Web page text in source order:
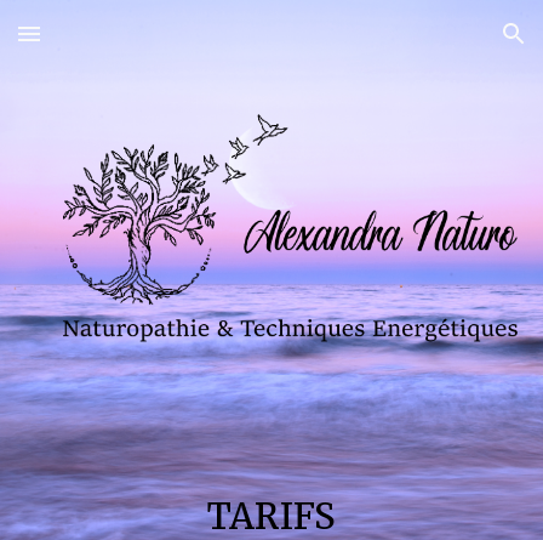
Skip to main content Skip to navigation
TARIFS